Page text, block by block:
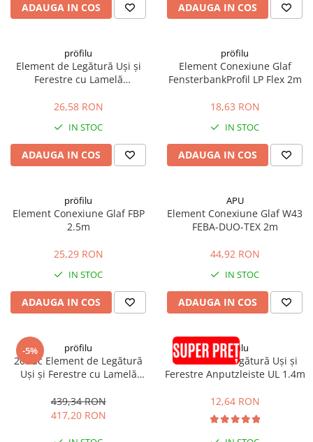
ADAUGA IN COS ADAUGA IN COS
pröfilu
Element de Legătură Uși și
Ferestre cu Lamelă
6mm 2.4m
26,58 RON
IN STOC
ADAUGA IN COS
pröfilu
Element Conexiune Glaf
FensterbankProfil LP Flex 2m
18,63 RON
IN STOC
ADAUGA IN COS
pröfilu
Element Conexiune Glaf FBP
2.5m
25,29 RON
IN STOC
ADAUGA IN COS
APU
Element Conexiune Glaf W43
FEBA-DUO-TEX 2m
44,92 RON
IN STOC
ADAUGA IN COS
-5% pröfilu
20buc Element de Legătură
Uși și Ferestre cu Lamelă
7016 6mm 2.4m
439,34 RON
417,20 RON
pröfilu
Element de Legătură Uși și
Ferestre Anputzleiste UL 1.4m
12,64 RON